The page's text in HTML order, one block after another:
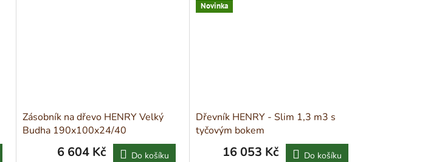
Zásobník na dřevo HENRY Velký
Budha 190x100x24/40
6 604 Kč Do košíku
Novinka
Dřevník HENRY - Slim 1,3 m3 s
tyčovým bokem
16 053 Kč Do košíku